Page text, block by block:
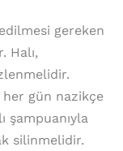
gereken
Halı,
her gün nazikçe
şampuanıyla
silinmelidir.